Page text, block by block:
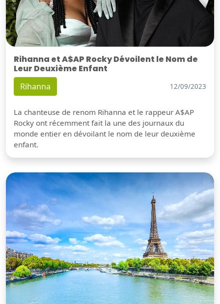
Rihanna et A$AP Rocky Dévoilent le Nom de
Leur Deuxième Enfant
Rihanna 12/09/2023
La chanteuse de renom Rihanna et le rappeur A$AP
Rocky ont récemment fait la une des journaux du
monde entier en dévoilant le nom de leur deuxième
enfant.